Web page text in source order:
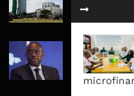
para a
operações
CEO do
Governo
facilite os